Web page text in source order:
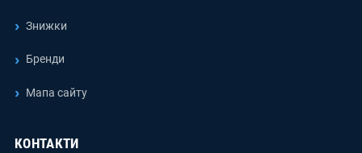
Знижки
Бренди
Мапа сайту
КОНТАКТИ